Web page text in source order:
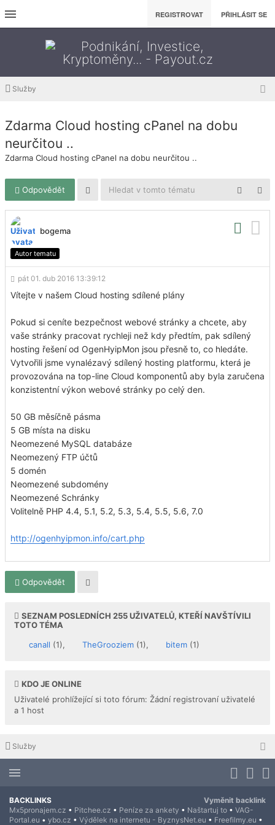
REGISTROVAT PŘIHLÁSIT SE
Služby
Zdarma Cloud hosting cPanel na dobu
neurčitou ..
Zdarma Cloud hosting cPanel na dobu neurčitou ..
Odpovědět
bogema
Autor tematu
pát 01. dub 2016 13:39:12
Vítejte v našem Cloud hosting sdílené plány
Pokud si ceníte bezpečnost webové stránky a chcete, aby
vaše stránky pracovat rychleji než kdy předtím, pak sdílený
hosting řešení od OgenHyipMon jsou přesně to, co hledáte.
Vytvořili jsme vynalézavý sdílený hosting platformu, která je
provozována na top-line Cloud komponentů aby byla zaručena
konzistentní výkon webové stránky po celý den.
50 GB měsíčně pásma
5 GB místa na disku
Neomezené MySQL databáze
Neomezený FTP účtů
5 domén
Neomezené subdomény
Neomezené Schránky
Volitelně PHP 4.4, 5.1, 5.2, 5.3, 5.4, 5.5, 5.6, 7.0
http://ogenhyipmon.info/cart.php
Odpovědět
SEZNAM POSLEDNÍCH 255UŽIVATELŮ, KTEŘÍ NAVŠTÍVILI
TOTO TÉMA
canall (1), TheGrooziem (1), bitem (1)
KDO JE ONLINE
Uživatelé prohlížející si toto fórum: Žádní registrovaní uživatelé
a 1 host
Služby
BACKLINKS
Vyměnit backlink
Mx5pronajem.cz • Pitchee.cz • Peníze za ankety • Naštartuj to • VAG-
Portal.eu • ybo.cz • Výdělek na internetu - ByznysNet.eu • Freefilmy.eu •